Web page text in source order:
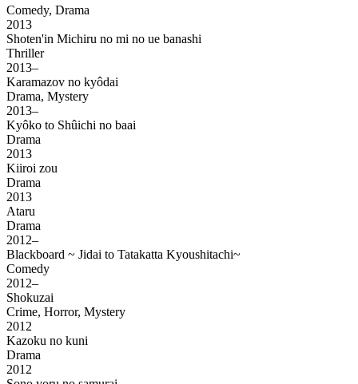
Comedy, Drama
2013
Shoten'in Michiru no mi no ue banashi
Thriller
2013–
Karamazov no kyôdai
Drama, Mystery
2013–
Kyôko to Shûichi no baai
Drama
2013
Kiiroi zou
Drama
2013
Ataru
Drama
2012–
Blackboard ~ Jidai to Tatakatta Kyoushitachi~
Comedy
2012–
Shokuzai
Crime, Horror, Mystery
2012
Kazoku no kuni
Drama
2012